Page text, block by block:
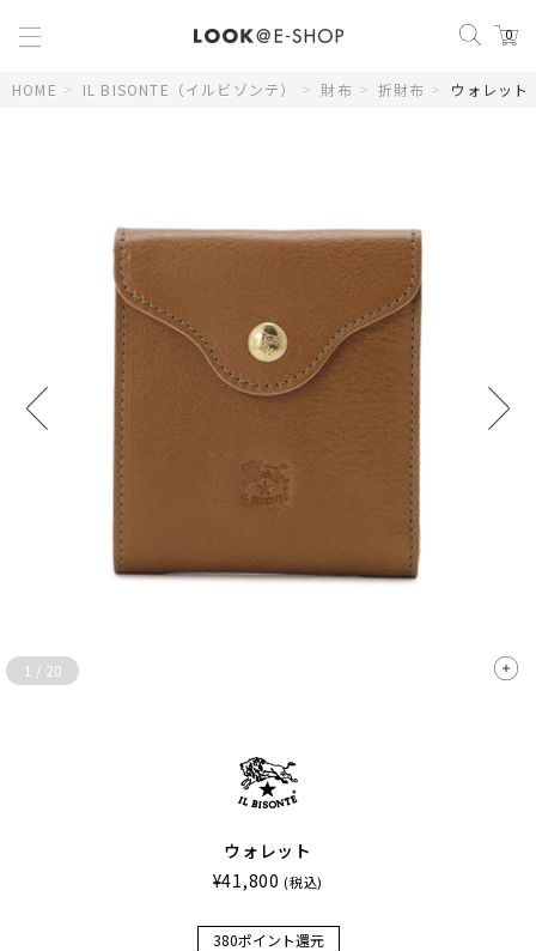
0
HOME > IL BISONTE（イルビゾンテ） > 財布 > 折財布 > ウォレット
1 / 20
ウォレット
¥41,800 (税込)
380ポイント還元